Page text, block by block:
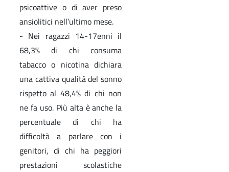
psicoattive o di aver preso
ansiolitici nell’ultimo mese.
- Nei ragazzi 14-17enni il
68,3% di chi consuma
tabacco o nicotina dichiara
una cattiva qualità del sonno
rispetto al 48,4% di chi non
ne fa uso. Più alta è anche la
percentuale di chi ha
difficoltà a parlare con i
genitori, di chi ha peggiori
prestazioni scolastiche